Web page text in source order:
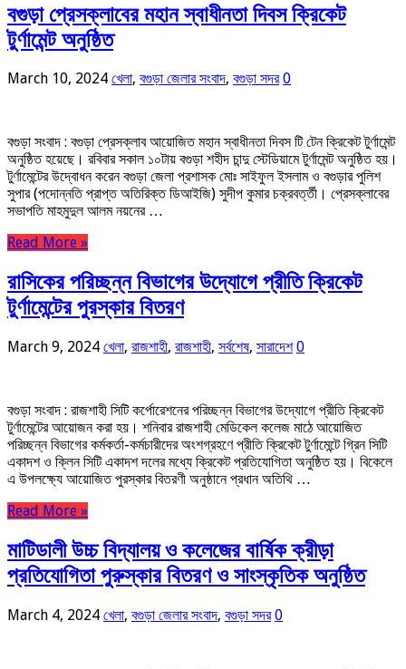
বগুড়া প্রেসক্লাবের মহান স্বাধীনতা দিবস ক্রিকেট
টুর্ণামেন্ট অনুষ্ঠিত
March 10, 2024 খেলা, বগুড়া জেলার সংবাদ, বগুড়া সদর 0
বগুড়া সংবাদ : বগুড়া প্রেসক্লাব আয়োজিত মহান স্বাধীনতা দিবস টি টেন ক্রিকেট টুর্ণামেন্ট
অনুষ্ঠিত হয়েছে। রবিবার সকাল ১০টায় বগুড়া শহীদ চান্দু স্টেডিয়ামে টুর্ণামেন্ট অনুষ্ঠিত হয়।
টুর্ণামেন্টের উদ্বোধন করেন বগুড়া জেলা প্রশাসক মোঃ সাইফুল ইসলাম ও বগুড়ার পুলিশ
সুপার (পদোন্নতি প্রাপ্ত অতিরিক্ত ডিআইজি) সুদীপ কুমার চক্রবর্ত্তী। প্রেসক্লাবের
সভাপতি মাহমুদুল আলম নয়নের …
Read More »
রাসিকের পরিচ্ছন্ন বিভাগের উদ্যোগে প্রীতি ক্রিকেট
টুর্ণামেন্টের পুরস্কার বিতরণ
March 9, 2024 খেলা, রাজশাহী, রাজশাহী, সর্বশেষ, সারাদেশ 0
বগুড়া সংবাদ : রাজশাহী সিটি কর্পোরেশনের পরিচ্ছন্ন বিভাগের উদ্যোগে প্রীতি ক্রিকেট
টুর্ণামেন্টের আয়োজন করা হয়। শনিবার রাজশাহী মেডিকেল কলেজ মাঠে আয়োজিত
পরিচ্ছন্ন বিভাগের কর্মকর্তা-কর্মচারীদের অংশগ্রহণে প্রীতি ক্রিকেট টুর্ণামেন্টে গ্রিন সিটি
একাদশ ও ক্লিন সিটি একাদশ দলের মধ্যে ক্রিকেট প্রতিযোগিতা অনুষ্ঠিত হয়। বিকেলে
এ উপলক্ষ্যে আয়োজিত পুরস্কার বিতরণী অনুষ্ঠানে প্রধান অতিথি …
Read More »
মাটিডালী উচ্চ বিদ্যালয় ও কলেজের বার্ষিক ক্রীড়া
প্রতিযোগিতা পুরুস্কার বিতরণ ও সাংস্কৃতিক অনুষ্ঠিত
March 4, 2024 খেলা, বগুড়া জেলার সংবাদ, বগুড়া সদর 0